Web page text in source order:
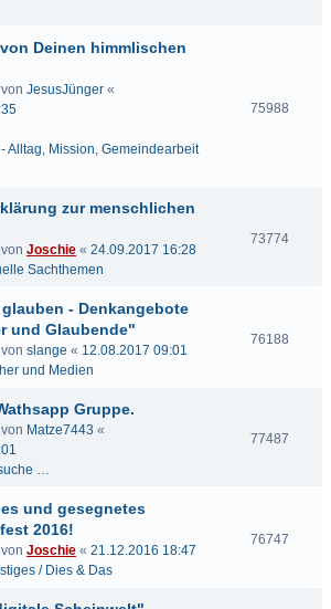
Deinen himmlischen
JesusJünger «
Alltag, Mission, Gemeindearbeit
75988
zur menschlichen
Joschie « 24.09.2017 16:28
Sachthemen
73774
- Denkangebote
und Glaubende"
slange « 12.08.2017 09:01
und Medien
76188
Gruppe.
Matze7443 «
…
77487
und gesegnetes
2016!
Joschie « 21.12.2016 18:47
/ Dies & Das
76747